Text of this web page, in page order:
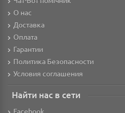
О нас
Доставка
Оплата
Гарантии
Политика Безопасности
Условия соглашения
Найти нас в сети
Facebook